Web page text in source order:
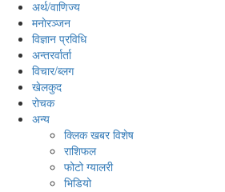
अर्थ/वाणिज्य
मनाेरञ्जन
विज्ञान प्रविधि
अन्तरर्वार्ता
विचार/ब्लग
खेलकुद
रोचक
अन्य
क्लिक खबर विशेष
राशिफल
फोटो ग्यालरी
भिडियो